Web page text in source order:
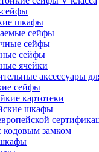
шкафы
сейфы
сейфы
сейфы
ячейки
аксессуары
сейфы
картотеки
шкафы
замком